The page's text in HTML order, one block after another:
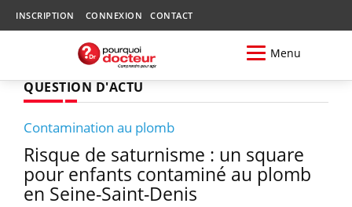
INSCRIPTION CONNEXION CONTACT
Menu
QUESTION D'ACTU
Contamination au plomb
Risque de saturnisme : un square
pour enfants contaminé au plomb
en Seine-Saint-Denis